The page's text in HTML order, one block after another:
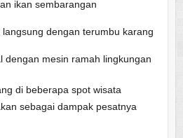
ikan sembarangan
dengan terumbu karang
dengan mesin ramah lingkungan
di beberapa spot wisata
sebagai dampak pesatnya